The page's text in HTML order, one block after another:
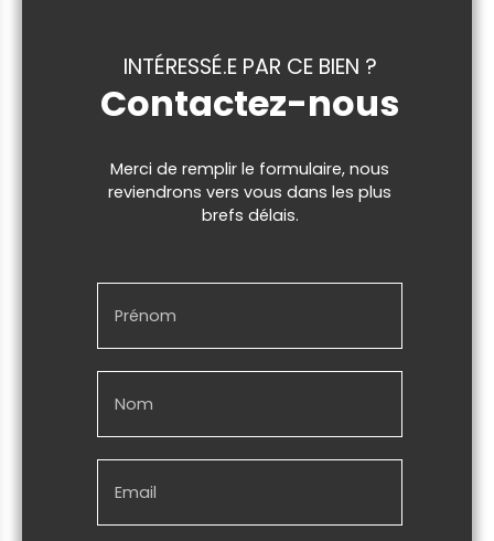
INTÉRESSÉ.E PAR CE BIEN ?
Contactez-nous
Merci de remplir le formulaire, nous
reviendrons vers vous dans les plus
brefs délais.
Prénom
Nom
Email